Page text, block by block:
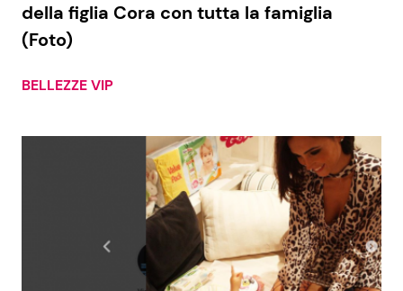
della figlia Cora con tutta la famiglia
(Foto)
BELLEZZE VIP